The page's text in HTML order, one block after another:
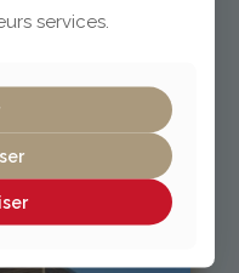
39
sa.fr
services.